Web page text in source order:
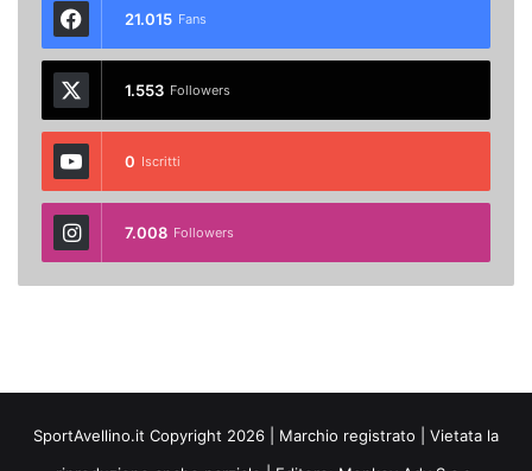
21.015 Fans
1.553 Followers
0 Iscritti
7.008 Followers
SportAvellino.it Copyright 2026 | Marchio registrato | Vietata la